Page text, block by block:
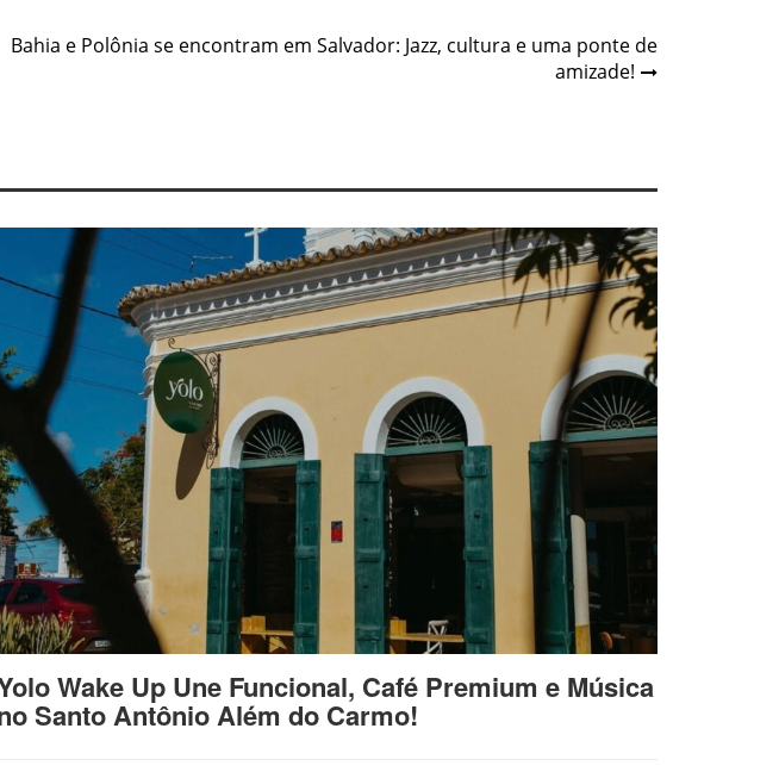
Bahia e Polônia se encontram em Salvador: Jazz, cultura e uma ponte de
amizade!
Wake Up Une Funcional, Café Premium e Música
Santo Antônio Além do Carmo!